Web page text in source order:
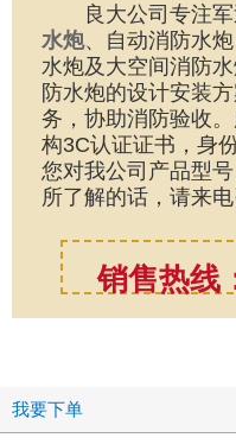
良大公司专注
水炮、自动消防水
水炮及大空间消防
防水炮的设计安装
务，协助消防验收
构3C认证证书，身
您对我公司产品型
所了解的话，请来
销售热线
我要下单